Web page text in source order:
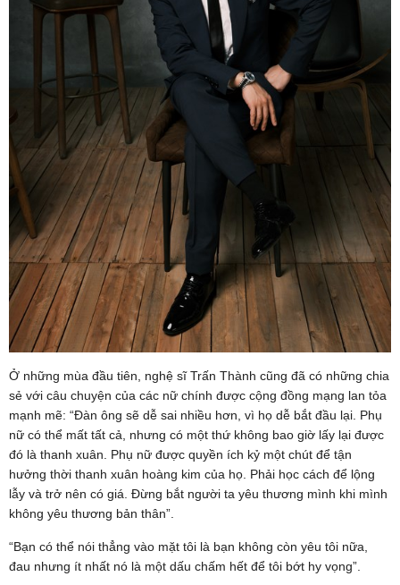
Ở những mùa đầu tiên, nghệ sĩ Trấn Thành cũng đã có những chia
sẻ với câu chuyện của các nữ chính được cộng đồng mạng lan tỏa
mạnh mẽ: “Đàn ông sẽ dễ sai nhiều hơn, vì họ dễ bắt đầu lại. Phụ
nữ có thể mất tất cả, nhưng có một thứ không bao giờ lấy lại được
đó là thanh xuân. Phụ nữ được quyền ích kỷ một chút để tận
hưởng thời thanh xuân hoàng kim của họ. Phải học cách để lộng
lẫy và trở nên có giá. Đừng bắt người ta yêu thương mình khi mình
không yêu thương bản thân”.
“Bạn có thể nói thẳng vào mặt tôi là bạn không còn yêu tôi nữa,
đau nhưng ít nhất nó là một dấu chấm hết để tôi bớt hy vọng”.